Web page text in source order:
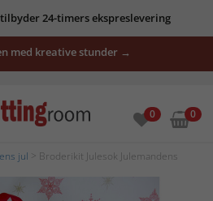
24-timers ekspreslevering
med kreative stunder →
0 0
jul > Broderikit Julesok Julemandens